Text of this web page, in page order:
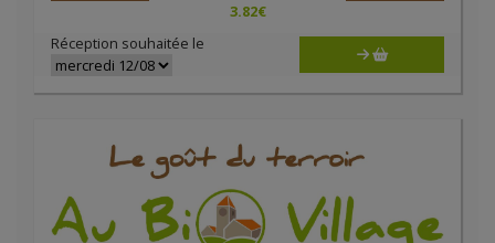
3.82€
Réception souhaitée le